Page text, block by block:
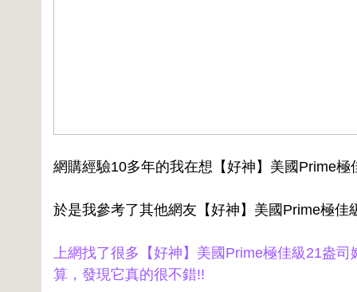
網購經驗10多年的我在想【好神】美國Prime
於是我參考了其他網友【好神】美國Prime極
上網找了很多【好神】美國Prime極佳級21盎
算，發現它真的很不錯!!